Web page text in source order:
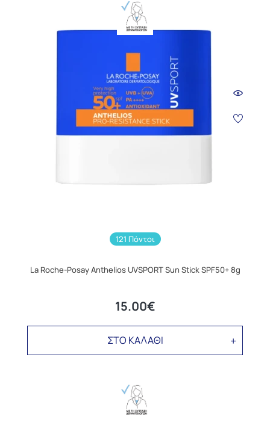
121 Πόντοι
La Roche-Posay Anthelios UVSPORT Sun Stick SPF50+ 8g
15.00€
ΣΤΟ ΚΑΛΑΘΙ